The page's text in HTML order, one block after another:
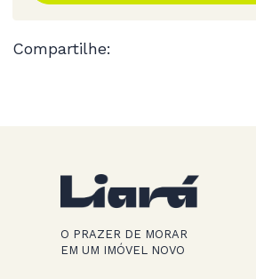
Compartilhe:
O PRAZER DE MORAR
EM UM IMÓVEL NOVO